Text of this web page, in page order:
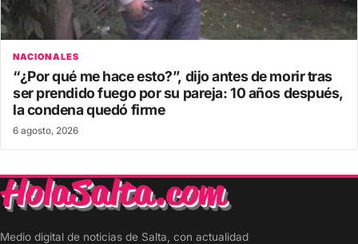
NACIONALES
“¿Por qué me hace esto?”, dijo antes de morir tras
ser prendido fuego por su pareja: 10 años después,
la condena quedó firme
6 agosto, 2026
Medio digital de noticias de Salta, con actualidad